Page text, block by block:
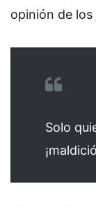
opinión de los
Solo